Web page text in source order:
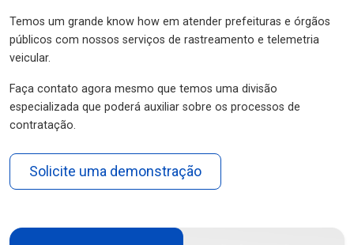
Temos um grande know how em atender prefeituras e órgãos
públicos com nossos serviços de rastreamento e telemetria
veicular.
Faça contato agora mesmo que temos uma divisão
especializada que poderá auxiliar sobre os processos de
contratação.
Solicite uma demonstração